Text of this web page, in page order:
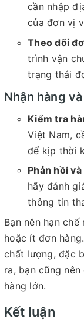
cần nhập
của đơn vị
Theo dõi
trình vận
trạng thái
Nhận hàng
Kiểm tra
Việt Nam,
để kịp thời
Phản hồi
hãy đánh
thông tin
Bạn nên hạn
hoặc ít đơn
chất lượng, đặc
ra, bạn cũng
hàng lớn.
Kết luận